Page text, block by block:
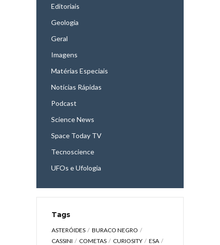
Editoriais
Geologia
Geral
Imagens
Matérias Especiais
Notícias Rápidas
Podcast
Science News
Space Today TV
Tecnoscience
UFOs e Ufologia
Tags
ASTERÓIDES
BURACO NEGRO
CASSINI
COMETAS CURIOSITY
ESA